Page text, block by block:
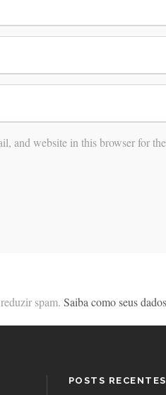
and website in this browser for
spam. Saiba como seus
POSTS RECENTES